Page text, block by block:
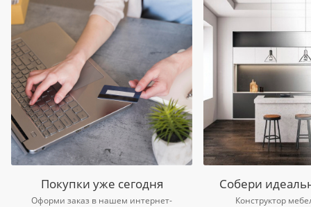
Покупки уже сегодня
Оформи заказ в нашем интернет-
Собери
Конструктор